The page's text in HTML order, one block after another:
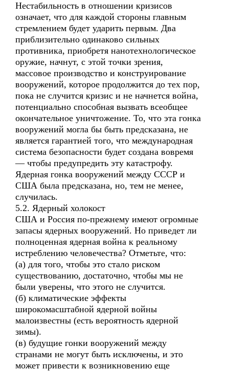
Нестабильность в отношении кризисов
означает, что для каждой стороны главным
стремлением будет ударить первым. Два
приблизительно одинаково сильных
противника, приобретя нанотехнологическое
оружие, начнут, с этой точки зрения,
массовое производство и конструирование
вооружений, которое продолжится до тех пор,
пока не случится кризис и не начнется война,
потенциально способная вызвать всеобщее
окончательное уничтожение. То, что эта гонка
вооружений могла бы быть предсказана, не
является гарантией того, что международная
система безопасности будет создана вовремя
— чтобы предупредить эту катастрофу.
Ядерная гонка вооружений между СССР и
США была предсказана, но, тем не менее,
случилась.
5.2. Ядерный холокост
США и Россия по-прежнему имеют огромные
запасы ядерных вооружений. Но приведет ли
полноценная ядерная война к реальному
истреблению человечества? Отметьте, что:
(а) для того, чтобы это стало риском
существованию, достаточно, чтобы мы не
были уверены, что этого не случится.
(б) климатические эффекты
широкомасштабной ядерной войны
малоизвестны (есть вероятность ядерной
зимы).
(в) будущие гонки вооружений между
странами не могут быть исключены, и это
может привести к возникновению еще